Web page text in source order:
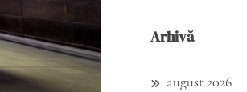
Arhivă
august 2026